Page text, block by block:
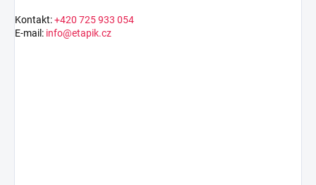
Kontakt:+420 725 933 054
E-mail: info@etapik.cz